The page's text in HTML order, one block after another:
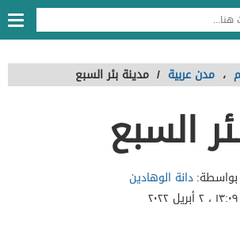
، مدن عربية / مدينة بئر السبع
السبع
بواسطة:دانة الوهادين
١٣:٠٩ ، ٢ أبريل ٢٠٢٢